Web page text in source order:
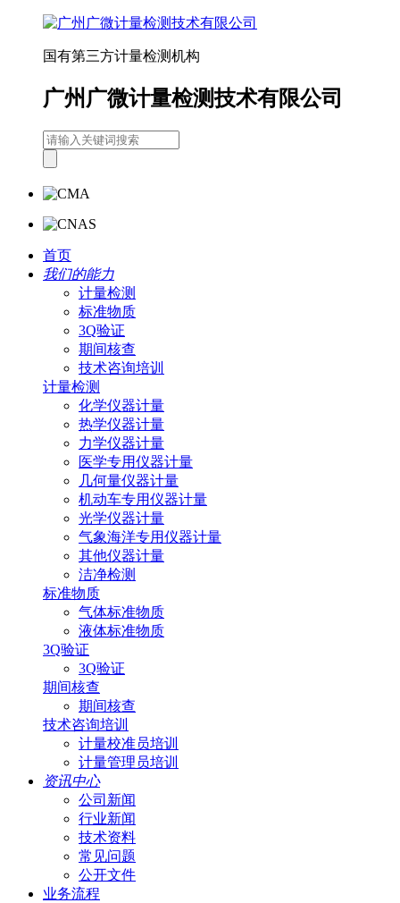
国有第三方计量检测机构
广州广微计量检测技术有限公司
首页
我们的能力
计量检测
标准物质
3Q验证
期间核查
技术咨询培训
计量检测
化学仪器计量
热学仪器计量
力学仪器计量
医学专用仪器计量
几何量仪器计量
机动车专用仪器计量
光学仪器计量
气象海洋专用仪器计量
其他仪器计量
洁净检测
标准物质
气体标准物质
液体标准物质
3Q验证
3Q验证
期间核查
期间核查
技术咨询培训
计量校准员培训
计量管理员培训
资讯中心
公司新闻
行业新闻
技术资料
常见问题
公开文件
业务流程